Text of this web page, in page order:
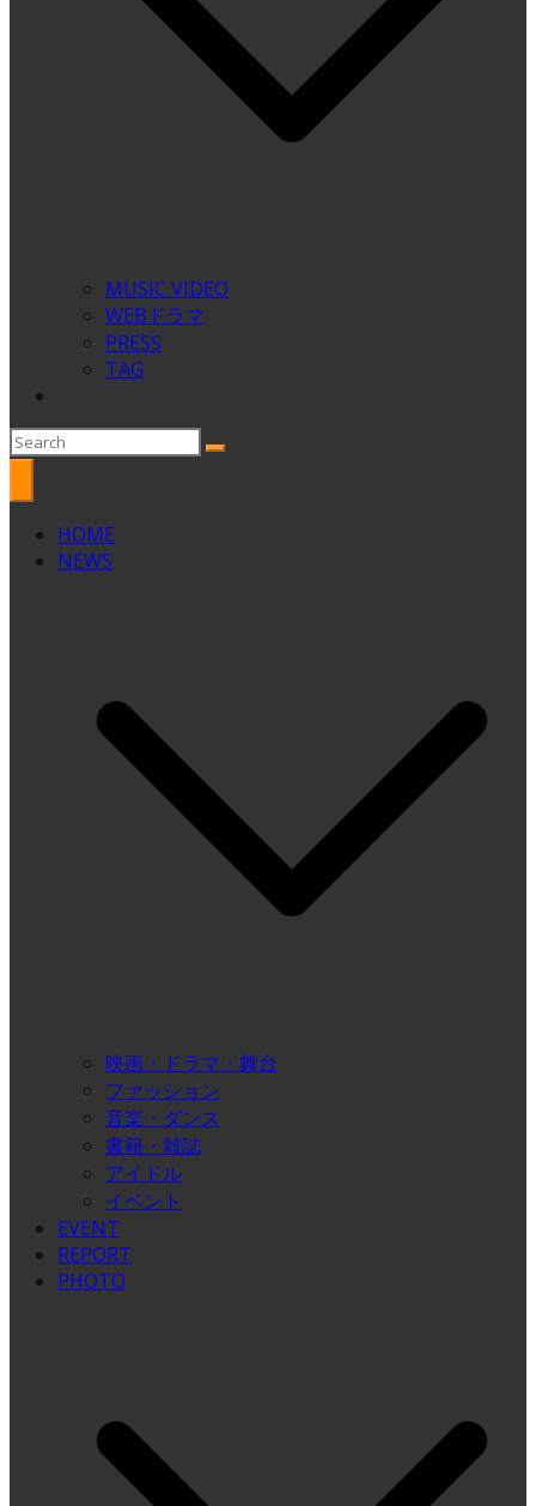
MUSIC VIDEO
WEBドラマ
PRESS
TAG
HOME
NEWS
映画・ドラマ・舞台
ファッション
音楽・ダンス
書籍・雑誌
アイドル
イベント
EVENT
REPORT
PHOTO